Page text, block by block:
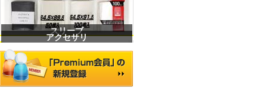
スリーブ
アクセサリ